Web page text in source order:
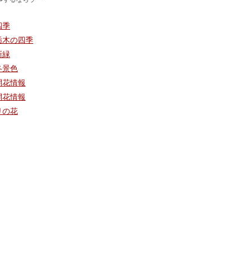
季
木の四季
緑
景色
花情報
花情報
の花